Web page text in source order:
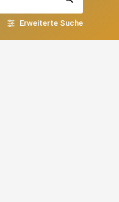
Erweiterte Suche